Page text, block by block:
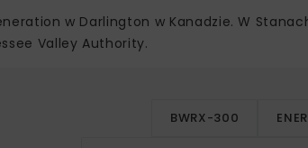
w Darlington w Kanadzie. W
Valley Authority.
BWRX-300